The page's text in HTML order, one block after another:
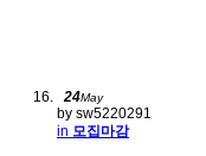
24May
by sw5220291
in 모집마감